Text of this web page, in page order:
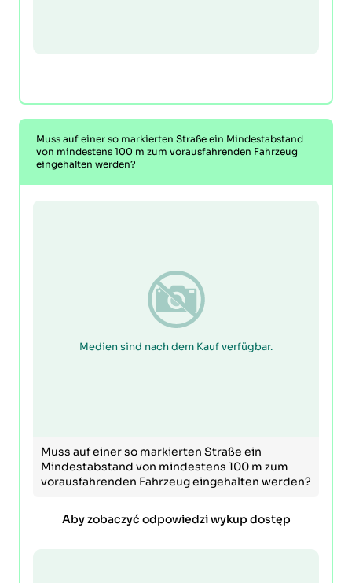
Muss auf einer so markierten Straße ein Mindestabstand
von mindestens 100 m zum vorausfahrenden Fahrzeug
eingehalten werden?
Medien sind nach dem Kauf verfügbar.
Muss auf einer so markierten Straße ein
Mindestabstand von mindestens 100 m zum
vorausfahrenden Fahrzeug eingehalten werden?
Aby zobaczyć odpowiedzi wykup dostęp